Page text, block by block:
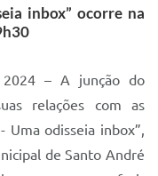
inbox” ocorre na
– A junção do
relações com as
Uma odisseia inbox”,
de Santo André